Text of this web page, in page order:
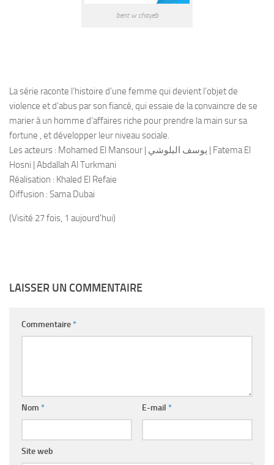
bent w chayeb
La série raconte l’histoire d’une femme qui devient l’objet de
violence et d’abus par son fiancé, qui essaie de la convaincre de se
marier à un homme d’affaires riche pour prendre la main sur sa
fortune , et développer leur niveau sociale.
Les acteurs : Mohamed El Mansour | يوسف البلوشي | Fatema El
Hosni | Abdallah Al Turkmani
Réalisation : Khaled El Refaie
Diffusion : Sama Dubai
(Visité 27 fois, 1 aujourd'hui)
LAISSER UN COMMENTAIRE
Commentaire*
Nom * E-mail *
Site web